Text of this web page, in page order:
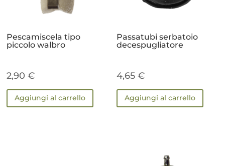
Pescamiscela tipo
piccolo walbro
2,90€
Aggiungi al carrello
Passatubi serbatoio
decespugliatore
4,65€
Aggiungi al carrello